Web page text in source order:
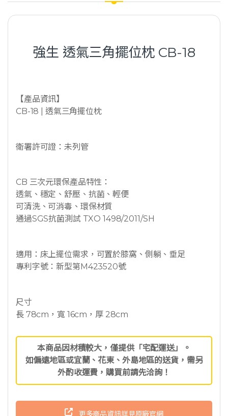
強生 透氣三角擺位枕 CB-18
【產品資訊】
CB-18 | 透氣三角擺位枕
衛署許可證：未列管
CB 三次元環保產品特性：
透氣、穩定、舒壓、抗菌、輕便
可清洗、可消毒、環保材質
通過SGS抗菌測試 TXO 1498/2011/SH
適用：床上擺位需求，可置於膝窩、側躺、垂足
專利字號：新型第M423520號
尺寸
長 78cm，寬 16cm，厚 28cm
本商品因材積較大，僅提供「宅配運送」。
如偏遠地區或宜蘭、花東、外島地區的送貨，需另
外酌收運費，購買前請先洽詢！
更多商品資訊詳見原廠官網